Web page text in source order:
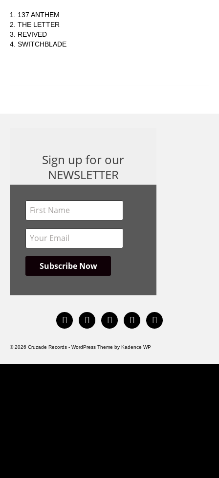
1. 137 ANTHEM
2. THE LETTER
3. REVIVED
4. SWITCHBLADE
Sign up for our
NEWSLETTER
instagramfacebookbandcamp
spotify youtube
© 2026 Cruzade Records - WordPress Theme by Kadence WP